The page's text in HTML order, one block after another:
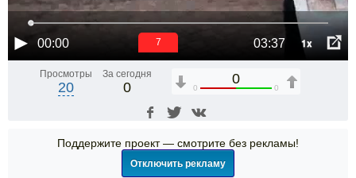
00:00 03:37 1x
6
Просмотры
20
За сегодня
0
0
0 0
Поддержите проект — смотрите без рекламы!
Отключить рекламу